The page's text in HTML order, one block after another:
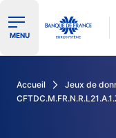
Ouvrir le menu de
MENU
Accueil Jeux de